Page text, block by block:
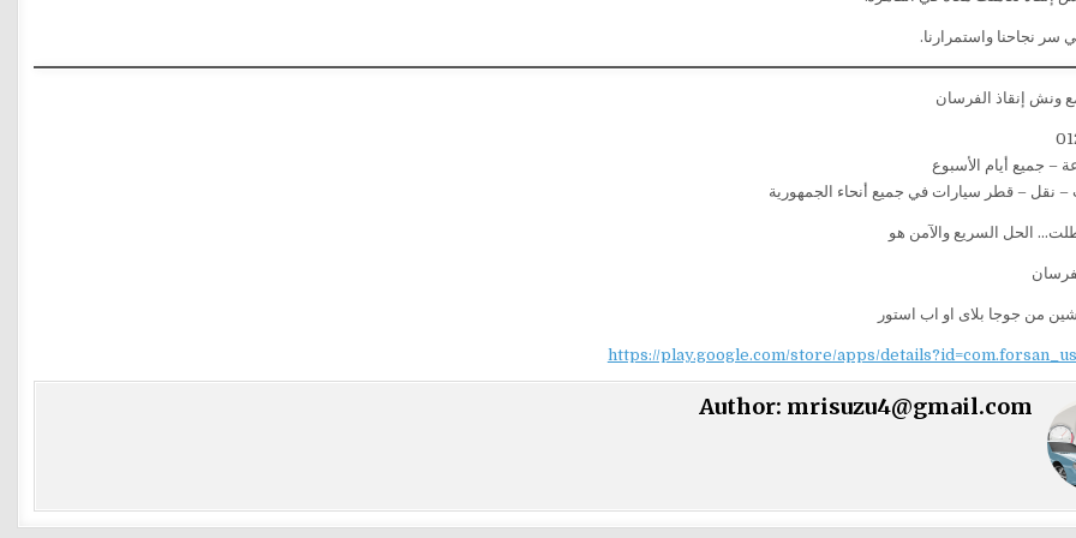
سر نجاحنا واستمرارنا.
ونش إنقاذ الفرسان
نقل – قطر سيارات في جميع أنحاء الجمهورية
الحل السريع والآمن هو
من جوجا بلاى او اب استور
https://play.google.com/store/apps/
Author: mrisuzu4@gmail.com